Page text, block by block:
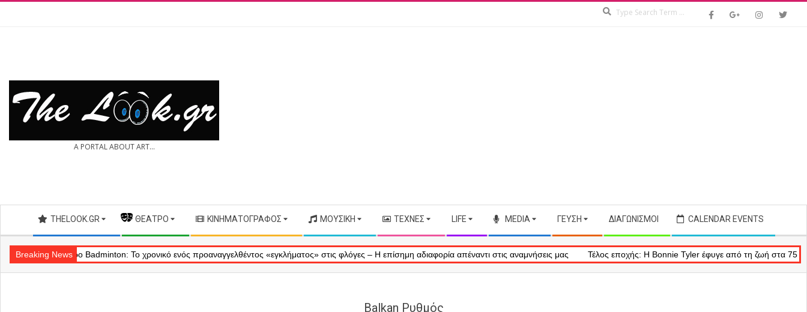
THE A PORTAL ABOUT ART...
Secondary
Navigation
Menu
THELOOK.GR — ΘΈΑΤΡΟ ΚΙΝΗΜΑΤΟΓΡΆΦΟΣ ΜΟΥΣΙΚΉ ΤΈΧΝΕΣ LIFE MEDIA ΓΕΎΣΗ ΔΙΑΓΩΝΙΣΜΟΊ CALENDAR EVENTS
Breaking News
Θέατρο Badminton: Το χρονικό ενός προαναγγελθέντος «εγκλήματος» στις φλόγες – Η επίσημη αδιαφορία απέναντι στις αναμνήσεις μας Τέλος εποχής: Η Bonnie Tyler έφυγε από τη ζωή στα 75 της
Balkan Ρυθμός